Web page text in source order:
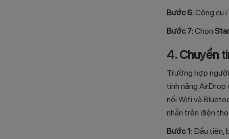
Bước 6:Công cụ
Bước 7:Chọn
4. Chuyển
Trường hợp
tính năng AirDrop
nối Wifi và
nhắn trên điện
Bước 1: Đầu tiên,